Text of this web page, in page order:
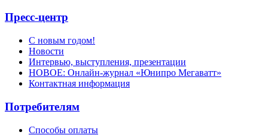
Пресс-центр
С новым годом!
Новости
Интервью, выступления, презентации
НОВОЕ: Онлайн-журнал «Юнипро Мегаватт»
Контактная информация
Потребителям
Способы оплаты